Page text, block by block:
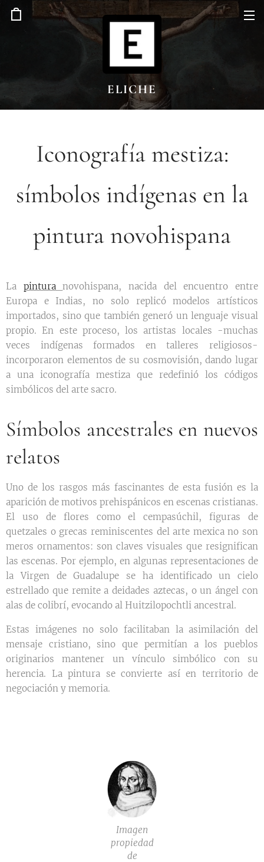
ELICHE
Iconografía mestiza:
símbolos indígenas en la
pintura novohispana
La pinturanovohispana, nacida del encuentro entre
Europa e Indias, no solo replicó modelos artísticos
importados, sino que también generó un lenguaje visual
propio. En este proceso, los artistas locales -muchas
veces indígenas formados en talleres religiosos-
incorporaron elementos de su cosmovisión, dando lugar
a una iconografía mestiza que redefinió los códigos
simbólicos del arte sacro.
Símbolos ancestrales en nuevos
relatos
Uno de los rasgos más fascinantes de esta fusión es la
aparición de motivos prehispánicos en escenas cristianas.
El uso de flores como el cempasúchil, figuras de
quetzales o grecas reminiscentes del arte mexica no son
meros ornamentos: son claves visuales que resignifican
las escenas. Por ejemplo, en algunas representaciones de
la Virgen de Guadalupe se ha identificado un cielo
estrellado que remite a deidades aztecas, o un ángel con
alas de colibrí, evocando al Huitzilopochtli ancestral.
Estas imágenes no solo facilitaban la asimilación del
mensaje cristiano, sino que permitían a los pueblos
originarios mantener un vínculo simbólico con su
herencia. La pintura se convierte así en territorio de
negociación y memoria.
Imagen
propiedad
de